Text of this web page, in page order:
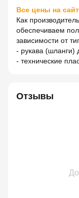
Все цены на
Как
обеспечиваем
зависимости от
- рукава (шланги)
- технические
Отзывы